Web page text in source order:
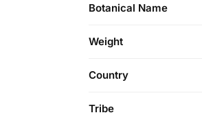
Botanical Name
Weight
Country
Tribe